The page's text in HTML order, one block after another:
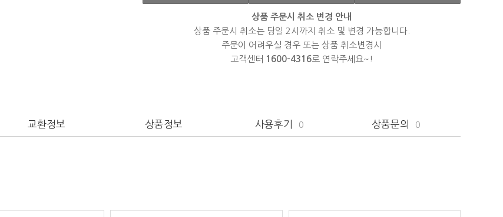
상품 주문시 취소 변경 안내
상품 주문시 취소는 당일 2시까지 취소 및 변경 가능합니다.
주문이 어려우실 경우 또는 상품 취소변경시
고객센터 1600-4316로 연락주세요~!
교환정보 상품정보 사용후기 0 상품문의 0